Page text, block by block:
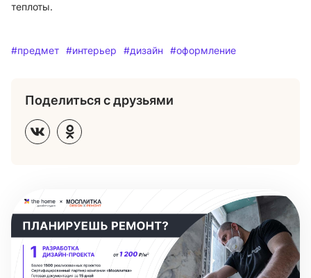
теплоты.
#предмет #интерьер #дизайн #оформление
Поделиться с друзьями